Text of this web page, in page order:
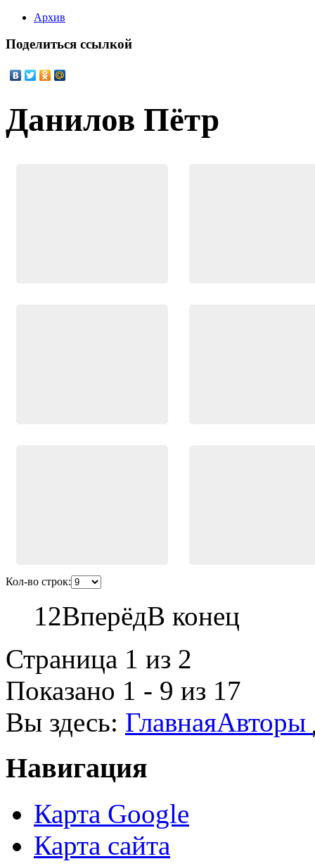
Архив
Поделиться ссылкой
Данилов Пётр
Кол-во строк:
12ВперёдВ конец
Страница 1 из 2
Показано 1 - 9 из 17
Вы здесь: ГлавнаяАвторы
Навигация
Карта Google
Карта сайта